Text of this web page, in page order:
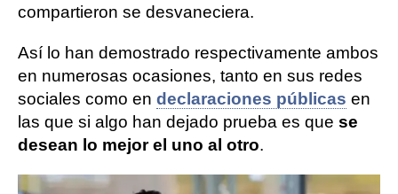
compartieron se desvaneciera.
Así lo han demostrado respectivamente ambos
en numerosas ocasiones, tanto en sus redes
sociales como en declaraciones públicas en
las que si algo han dejado prueba es que se
desean lo mejor el uno al otro.